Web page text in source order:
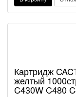
Картридж
желтый
C430W C480